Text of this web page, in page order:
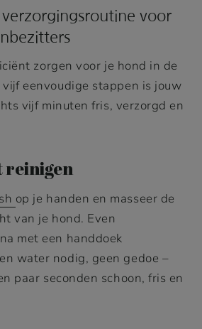
voor
zorgen voor je hond in de
eenvoudige stappen is jouw
vijf minuten fris, verzorgd en
reinigen
op je handen en masseer de
van je hond. Even
met een handdoek
water nodig, geen gedoe –
paar seconden schoon, fris en